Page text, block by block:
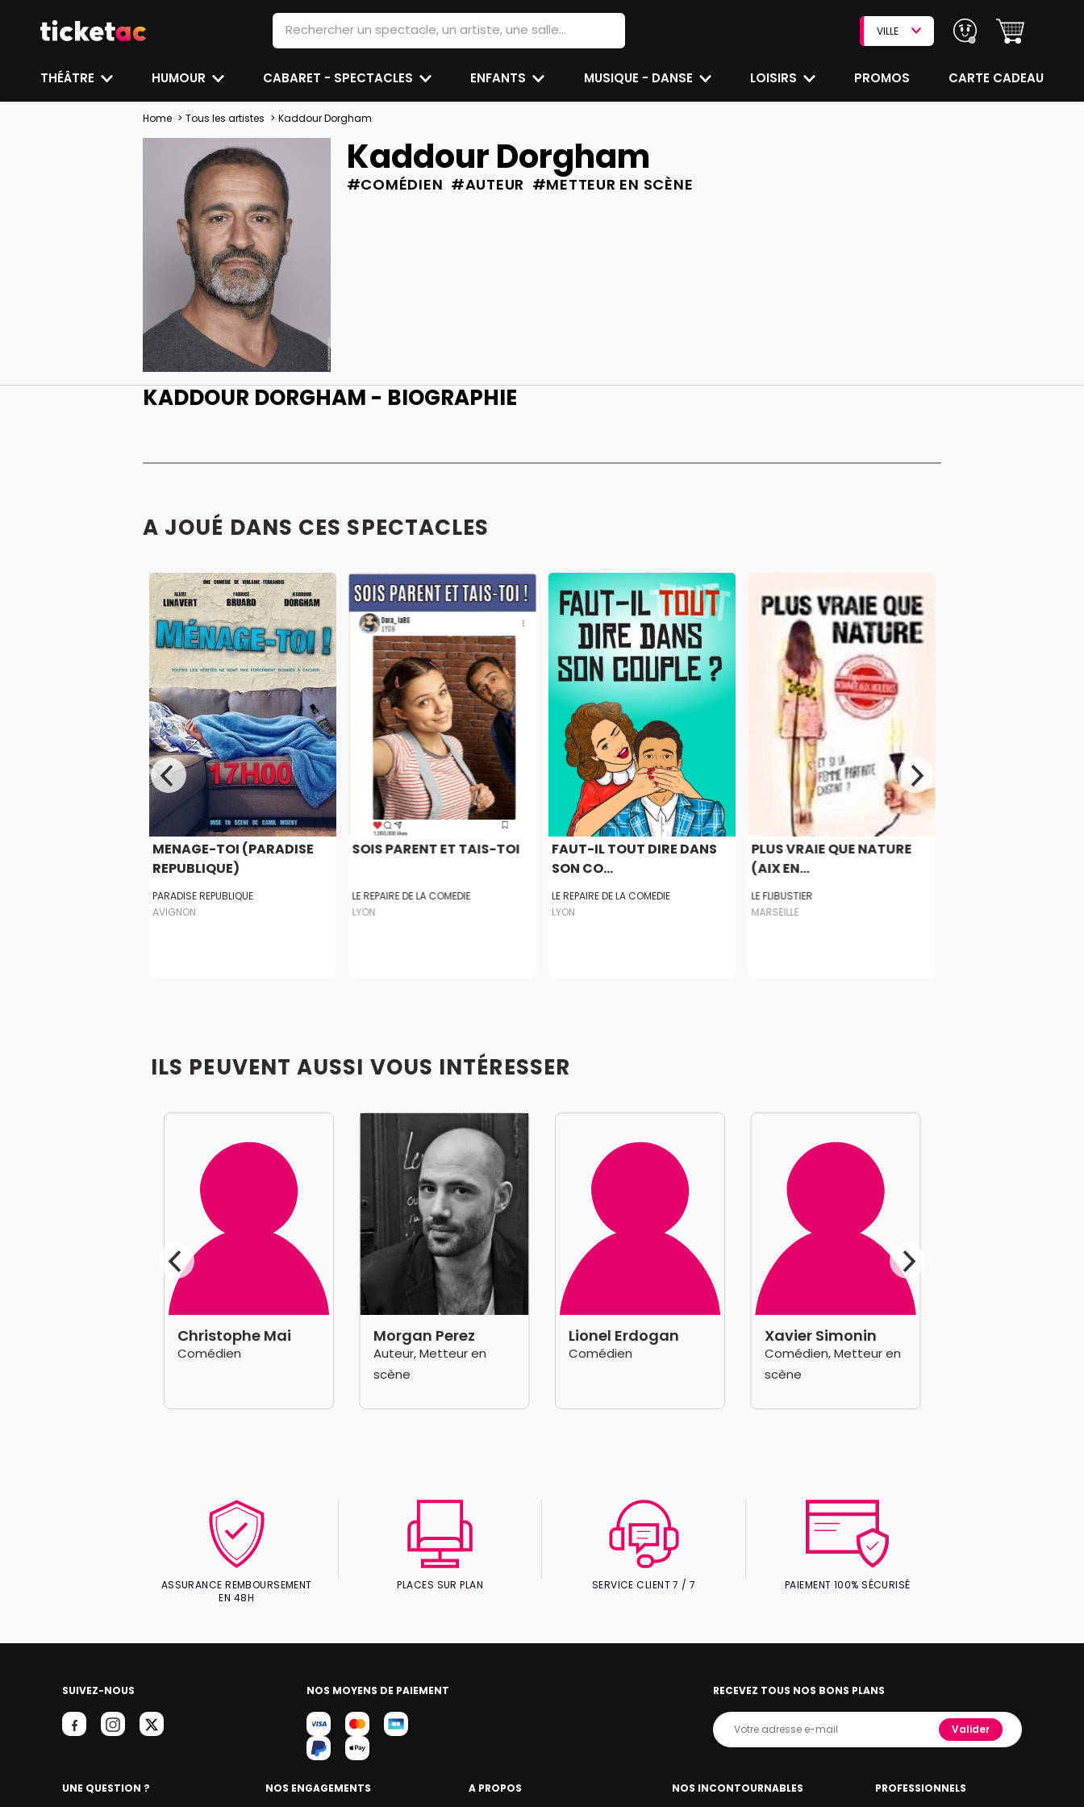
VILLE
THÉÂTRE HUMOUR CABARET - SPECTACLES ENFANTS MUSIQUE - DANSE LOISIRS PROMOS CARTE CADEAU
Home Tous les artistes Kaddour Dorgham
Kaddour Dorgham
#COMÉDIEN #AUTEUR #METTEUR EN SCÈNE
KADDOUR DORGHAM - BIOGRAPHIE
A JOUÉ DANS CES SPECTACLES
MENAGE-TOI (PARADISE
REPUBLIQUE)
PARADISE REPUBLIQUE
AVIGNON
SOIS PARENT ET TAIS-TOI
LE REPAIRE DE LA COMEDIE
LYON
FAUT-IL TOUT DIRE DANS
SON CO...
LE REPAIRE DE LA COMEDIE
LYON
PLUS VRAIE QUE NATURE
(AIX EN...
LE FLIBUSTIER
MARSEILLE
ILS PEUVENT AUSSI VOUS INTÉRESSER
Christophe Mai
Comédien
Morgan Perez
Auteur, Metteur en
scène
Lionel Erdogan
Comédien
Xavier Simonin
Comédien, Metteur en
scène
ASSURANCE REMBOURSEMENT
EN 48H
PLACES SUR PLAN SERVICE CLIENT 7 / 7 PAIEMENT 100% SÉCURISÉ
SUIVEZ-NOUS NOS MOYENS DE PAIEMENT RECEVEZ TOUS NOS BONS PLANS
Valider
UNE QUESTION ? NOS ENGAGEMENTS A PROPOS NOS INCONTOURNABLES PROFESSIONNELS